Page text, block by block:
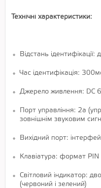
Технічні характеристики:
Відстань ідентифікації:
Час ідентифікація:
Джерело живлення: DC
Порт управління: 2a
зовнішнім звуковим
Вихідний порт:
Клавіатура: формат PIN
Світловий індикатор:
(червоний і зелений)